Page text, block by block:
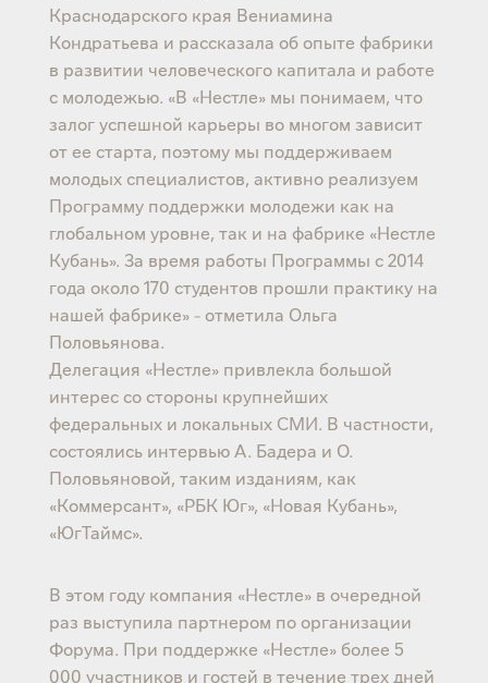
Краснодарского края Вениамина
Кондратьева и рассказала об опыте фабрики
в развитии человеческого капитала и работе
с молодежью. «В «Нестле» мы понимаем, что
залог успешной карьеры во многом зависит
от ее старта, поэтому мы поддерживаем
молодых специалистов, активно реализуем
Программу поддержки молодежи как на
глобальном уровне, так и на фабрике «Нестле
Кубань». За время работы Программы с 2014
года около 170 студентов прошли практику на
нашей фабрике» - отметила Ольга
Половьянова.
Делегация «Нестле» привлекла большой
интерес со стороны крупнейших
федеральных и локальных СМИ. В частности,
состоялись интервью А. Бадера и О.
Половьяновой, таким изданиям, как
«Коммерсант», «РБК Юг», «Новая Кубань»,
«ЮгТаймс».
В этом году компания «Нестле» в очередной
раз выступила партнером по организации
Форума. При поддержке «Нестле» более 5
000 участников и гостей в течение трех дней